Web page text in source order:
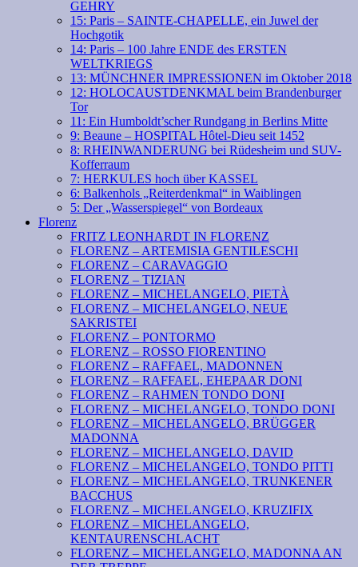
GEHRY
15: Paris – SAINTE-CHAPELLE, ein Juwel der
Hochgotik
14: Paris – 100 Jahre ENDE des ERSTEN
WELTKRIEGS
13: MÜNCHNER IMPRESSIONEN im Oktober 2018
12: HOLOCAUSTDENKMAL beim Brandenburger
Tor
11: Ein Humboldt’scher Rundgang in Berlins Mitte
9: Beaune – HOSPITAL Hôtel-Dieu seit 1452
8: RHEINWANDERUNG bei Rüdesheim und SUV-
Kofferraum
7: HERKULES hoch über KASSEL
6: Balkenhols „Reiterdenkmal“ in Waiblingen
5: Der „Wasserspiegel“ von Bordeaux
Florenz
FRITZ LEONHARDT IN FLORENZ
FLORENZ – ARTEMISIA GENTILESCHI
FLORENZ – CARAVAGGIO
FLORENZ – TIZIAN
FLORENZ – MICHELANGELO, PIETÀ
FLORENZ – MICHELANGELO, NEUE
SAKRISTEI
FLORENZ – PONTORMO
FLORENZ – ROSSO FIORENTINO
FLORENZ – RAFFAEL, MADONNEN
FLORENZ – RAFFAEL, EHEPAAR DONI
FLORENZ – RAHMEN TONDO DONI
FLORENZ – MICHELANGELO, TONDO DONI
FLORENZ – MICHELANGELO, BRÜGGER
MADONNA
FLORENZ – MICHELANGELO, DAVID
FLORENZ – MICHELANGELO, TONDO PITTI
FLORENZ – MICHELANGELO, TRUNKENER
BACCHUS
FLORENZ – MICHELANGELO, KRUZIFIX
FLORENZ – MICHELANGELO,
KENTAURENSCHLACHT
FLORENZ – MICHELANGELO, MADONNA AN